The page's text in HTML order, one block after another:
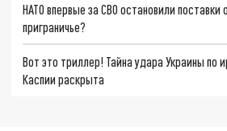
НАТО впервые за СВО остановили поставки
приграничье?
Вот это триллер! Тайна удара Украины по
Каспии раскрыта